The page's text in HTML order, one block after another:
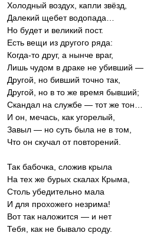
Холодный воздух, капли звёзд,
Далекий щебет водопада…
Но будет и великий пост.
Есть вещи из другого ряда:
Когда-то друг, а нынче враг,
Лишь чудом в драке не убивший —
Другой, но бивший точно так,
Другой, но в то же время бывший;
Скандал на службе — тот же тон…
И он, мечась, как угорелый,
Завыл — но суть была не в том,
Что он скучал от повторений.
Так бабочка, сложив крыла
На тех же бурых скалах Крыма,
Столь убедительно мала
И для прохожего незрима!
Вот так наложится — и нет
Тебя, как не бывало сроду.